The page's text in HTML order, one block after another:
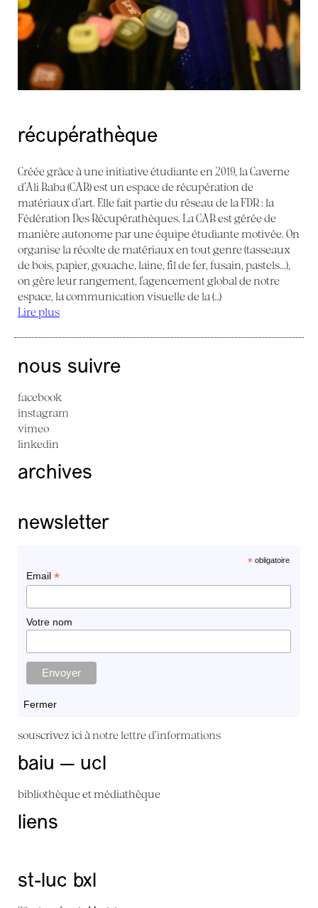
récupérathèque
Créée grâce à une initiative étudiante en 2019, la Caverne
d’Ali Baba (CAB) est un espace de récupération de
matériaux d’art. Elle fait partie du réseau de la FDR : la
Fédération Des Récupérathèques. La CAB est gérée de
manière autonome par une équipe étudiante motivée. On
organise la récolte de matériaux en tout genre (tasseaux
de bois, papier, gouache, laine, fil de fer, fusain, pastels...),
on gère leur rangement, l’agencement global de notre
espace, la communication visuelle de la (…)
Lire plus
nous suivre
facebook
instagram
vimeo
linkedin
archives
newsletter
*obligatoire
Email *
Votre nom
Fermer
souscrivez ici à notre lettre d'informations
baiu — ucl
bibliothèque et médiathèque
liens
st-luc bxl